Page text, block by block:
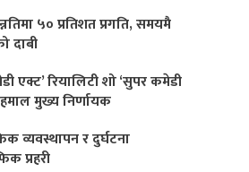
५० प्रतिशत प्रगति, समयमै
दाबी
एक्ट’ रियालिटी शो ‘सुपर कमेडी
मुख्य निर्णायक
व्यवस्थापन र दुर्घटना
प्रहरी